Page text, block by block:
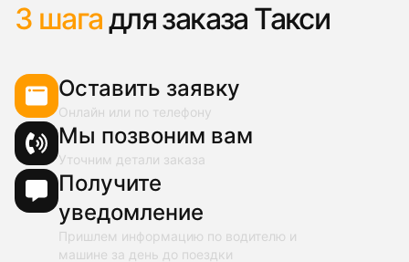
3 шагадля заказа Такси
Оставить заявку
Онлайн или по телефону
Мы позвоним вам
Уточним детали заказа
Получите
уведомление
Пришлем информацию по водителю и
машине за день до поездки